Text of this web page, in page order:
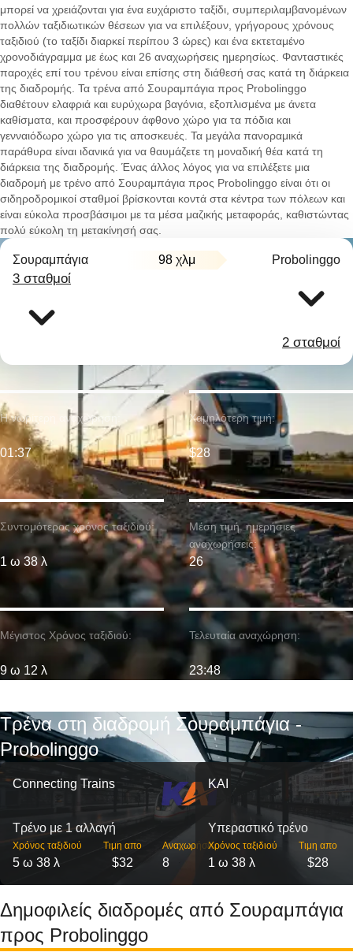
μπορεί να χρειάζονται για ένα ευχάριστο ταξίδι, συμπεριλαμβανομένων
πολλών ταξιδιωτικών θέσεων για να επιλέξουν, γρήγορους χρόνους
ταξιδιού (το ταξίδι διαρκεί περίπου 3 ώρες) και ένα εκτεταμένο
χρονοδιάγραμμα με έως και 26 αναχωρήσεις ημερησίως. Φανταστικές
παροχές επί του τρένου είναι επίσης στη διάθεσή σας κατά τη διάρκεια
της διαδρομής. Τα τρένα από Σουραμπάγια προς Probolinggo
διαθέτουν ελαφριά και ευρύχωρα βαγόνια, εξοπλισμένα με άνετα
καθίσματα, και προσφέρουν άφθονο χώρο για τα πόδια και
γενναιόδωρο χώρο για τις αποσκευές. Τα μεγάλα πανοραμικά
παράθυρα είναι ιδανικά για να θαυμάζετε τη μοναδική θέα κατά τη
διάρκεια της διαδρομής. Ένας άλλος λόγος για να επιλέξετε μια
διαδρομή με τρένο από Σουραμπάγια προς Probolinggo είναι ότι οι
σιδηροδρομικοί σταθμοί βρίσκονται κοντά στα κέντρα των πόλεων και
είναι εύκολα προσβάσιμοι με τα μέσα μαζικής μεταφοράς, καθιστώντας
πολύ εύκολη τη μετακίνησή σας.
Σουραμπάγια 98 χλμ Probolinggo
3 σταθμοί
2 σταθμοί
Συντομότερος χρόνος ταξιδιού:
1 ω 38 λ
Η νωρίτερη αναχώρηση:
01:37
Μέγιστος Χρόνος ταξιδιού:
9 ω 12 λ
Χαμηλότερη τιμή:
$28
Μέση τιμή. ημερήσιες
αναχωρήσεις:
26
Τελευταία αναχώρηση:
23:48
Τρένα στη διαδρομή Σουραμπάγια -
Probolinggo
Connecting Trains
Τρένο με 1 αλλαγή
Χρόνος ταξιδιού
5 ω 38 λ
Τιμη απο
$32
Αναχωρήσεις
8
KAI
Υπεραστικό τρένο
Χρόνος ταξιδιού
1 ω 38 λ
Τιμη απο
$28
Δημοφιλείς διαδρομές από Σουραμπάγια
προς Probolinggo